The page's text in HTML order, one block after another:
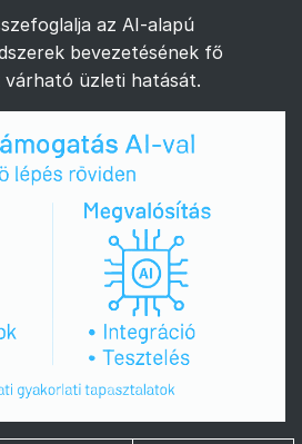
az AI-alapú
bevezetésének fő
várható üzleti hatását.